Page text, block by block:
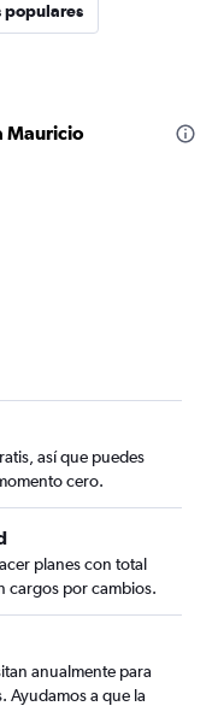
populares
Mauricio
así que puedes
cero.
planes con total
cargos por cambios.
anualmente para
Ayudamos a que la